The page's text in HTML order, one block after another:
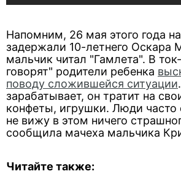
Напомним, 26 мая этого года
задержали 10-летнего Оскара
мальчик читал "Гамлета". В
говорят" родители ребенка
поводу сложившейся ситуации
зарабатывает, он тратит на
конфеты, игрушки. Люди часто
не вижу в этом ничего
сообщила мачеха мальчика
Читайте также: